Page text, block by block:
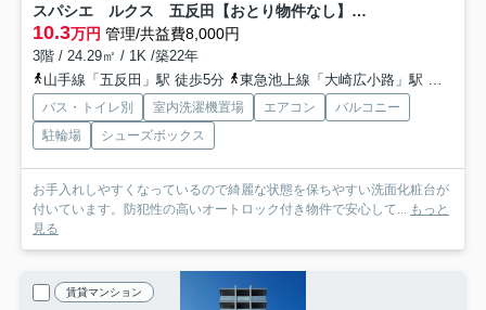
スパシエ ルクス 五反田【おとり物件なし】#学生・社会人にオススメ！初期費用分割払いOK！
10.3万円 管理/共益費8,000円
3階 / 24.29㎡ / 1K /築22年
山手線「五反田」駅 徒歩5分
東急池上線「大崎広小路」駅 徒歩2分
バス・トイレ別 室内洗濯機置場 エアコン
バルコニー
駐輪場
シューズボックス
お手入れしやすくなっているので綺麗な状態を保ちやすい洗面化粧台が
付いています。防犯性の高いオートロック付き物件で安心して...
もっと
見る
賃貸マンション